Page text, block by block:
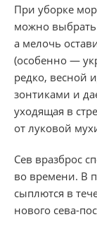
При уборке
можно
а мелочь
(особенно —
редко, весной
зонтиками и
уходящая в
от луковой
Сев вразброс
во времени. В
сыплются в
нового сева-